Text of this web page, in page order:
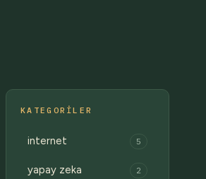
KATEGORILER
internet 5
yapay zeka 2